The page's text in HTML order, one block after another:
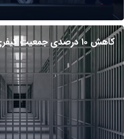
کاهش ۱۰ درصدی جمعیت کیفری زندان‌های بوشهر